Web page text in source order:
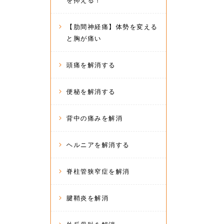
【肋間神経痛】体勢を変える
と胸が痛い
頭痛を解消する
便秘を解消する
背中の痛みを解消
ヘルニアを解消する
脊柱管狭窄症を解消
腱鞘炎を解消